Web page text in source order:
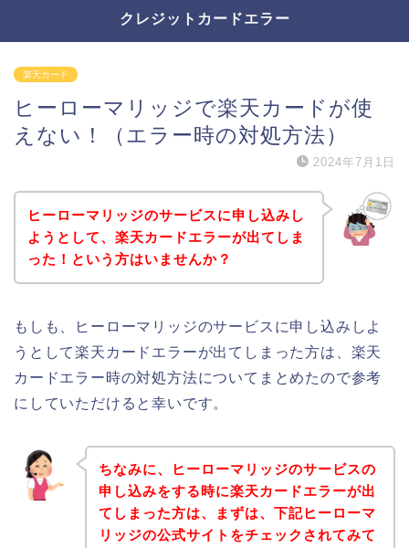
クレジットカードエラー
楽天カード
ヒーローマリッジで楽天カードが使
えない！（エラー時の対処方法）
2024年7月1日
ヒーローマリッジのサービスに申し込みし
ようとして、楽天カードエラーが出てしま
った！という方はいませんか？
もしも、ヒーローマリッジのサービスに申し込みしよ
うとして楽天カードエラーが出てしまった方は、楽天
カードエラー時の対処方法についてまとめたので参考
にしていただけると幸いです。
ちなみに、ヒーローマリッジのサービスの
申し込みをする時に楽天カードエラーが出
てしまった方は、まずは、下記ヒーローマ
リッジの公式サイトをチェックされてみて